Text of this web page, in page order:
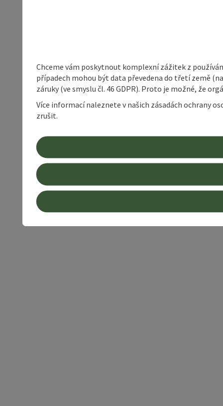
Chceme vám poskytnout komplexní zážitek z
případech mohou být data převedena do třetí země
záruky (ve smyslu čl. 46 GDPR). Proto je možné, že
Více informací naleznete v našich zásadách ochrany
zrušit.